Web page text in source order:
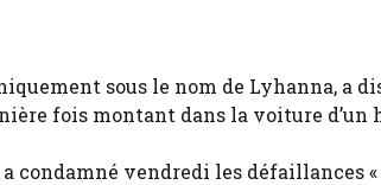
sous le nom de Lyhanna, a
fois montant dans la voiture d’un
condamné vendredi les défaillances